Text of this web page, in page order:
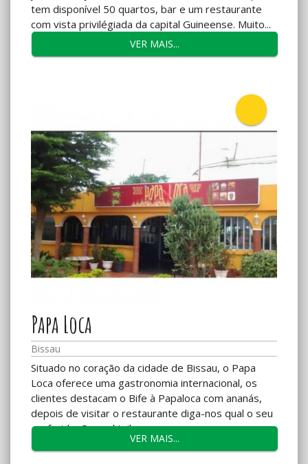
tem disponível 50 quartos, bar e um restaurante
com vista privilégiada da capital Guineense. Muito...
VER MAIS...
Papa Loca
Bissau
Situado no coração da cidade de Bissau, o Papa
Loca oferece uma gastronomia internacional, os
clientes destacam o Bife à Papaloca com ananás,
depois de visitar o restaurante diga-nos qual o seu
preferido. Os cocktails...
VER MAIS...